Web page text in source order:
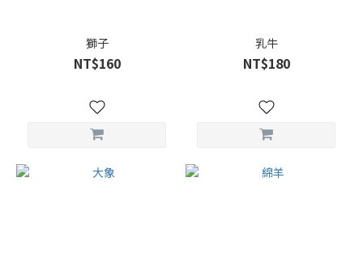
獅子
NT$160
乳牛
NT$180